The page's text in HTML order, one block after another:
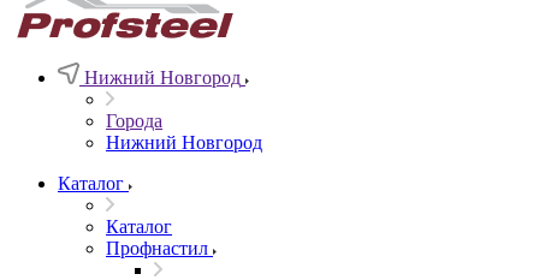
Нижний Новгород
Города
Нижний Новгород
Каталог
Каталог
Профнастил